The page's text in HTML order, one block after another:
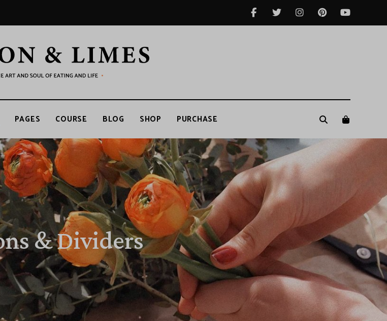
PAGES COURSE BLOG SHOP PURCHASE
& Dividers